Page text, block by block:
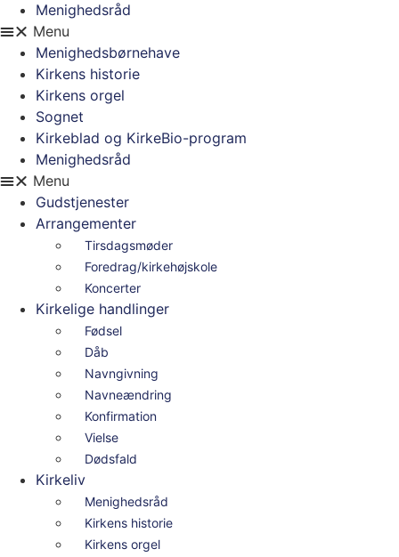
Menighedsråd
Menu
Menighedsbørnehave
Kirkens historie
Kirkens orgel
Sognet
Kirkeblad og KirkeBio-program
Menighedsråd
Menu
Gudstjenester
Arrangementer
Tirsdagsmøder
Foredrag/kirkehøjskole
Koncerter
Kirkelige handlinger
Fødsel
Dåb
Navngivning
Navneændring
Konfirmation
Vielse
Dødsfald
Kirkeliv
Menighedsråd
Kirkens historie
Kirkens orgel